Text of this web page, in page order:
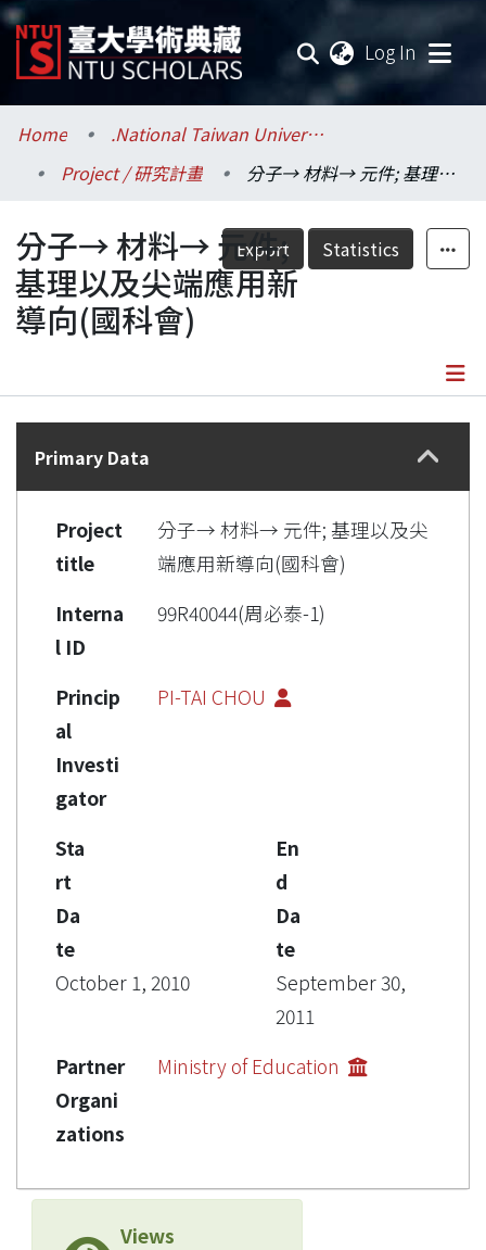
Log In
Communities & Collections
Research Outputs
Fundings & Projects
Researchers
Statistics
Home
.National Taiwan University / 國立臺灣大學
Project / 研究計畫
分子→ 材料→ 元件; 基理以及尖端應用新導向(國科會)
Export Statistics
分子→ 材料→ 元件;
基理以及尖端應用新
導向(國科會)
Details
Primary Data
Project
title
分子→ 材料→ 元件; 基理以及尖
端應用新導向(國科會)
Interna
l ID
99R40044(周必泰-1)
Princip
al
Investi
gator
PI-TAI CHOU
Sta
rt
Da
te
October 1, 2010
En
d
Da
te
September 30,
2011
Partner
Organi
zations
Ministry of Education
Views